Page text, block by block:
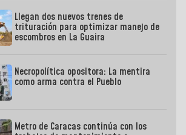
Llegan dos nuevos trenes de
trituración para optimizar manejo de
escombros en La Guaira
Necropolítica opositora: La mentira
como arma contra el Pueblo
Metro de Caracas continúa con los